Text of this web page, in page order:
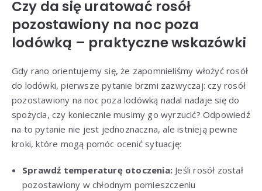
Czy da się uratować rosół
pozostawiony na noc poza
lodówką – praktyczne wskazówki
Gdy rano orientujemy się, że zapomnieliśmy włożyć rosół
do lodówki, pierwsze pytanie brzmi zazwyczaj: czy rosół
pozostawiony na noc poza lodówką nadal nadaje się do
spożycia, czy koniecznie musimy go wyrzucić? Odpowiedź
na to pytanie nie jest jednoznaczna, ale istnieją pewne
kroki, które mogą pomóc ocenić sytuację:
Sprawdź temperaturę otoczenia: Jeśli rosół został
pozostawiony w chłodnym pomieszczeniu